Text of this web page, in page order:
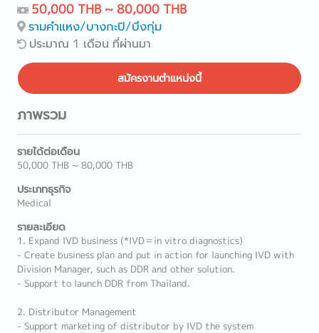
50,000 THB ~ 80,000 THB
รามคำแหง/บางกะปิ/บึงกุ่ม
ประมาณ 1 เดือน ที่ผ่านมา
สมัครงานตำแหน่งนี้
ภาพรวม
รายได้ต่อเดือน
50,000 THB ~ 80,000 THB
ประเภทธุรกิจ
Medical
รายละเอียด
1. Expand IVD business (*IVD＝in vitro diagnostics)
- Create business plan and put in action for launching IVD with
Division Manager, such as DDR and other solution.
- Support to launch DDR from Thailand.
2. Distributor Management
- Support marketing of distributor by IVD the system